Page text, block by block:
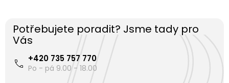
Potřebujete poradit? Jsme tady pro
Vás
+420 735 757 770